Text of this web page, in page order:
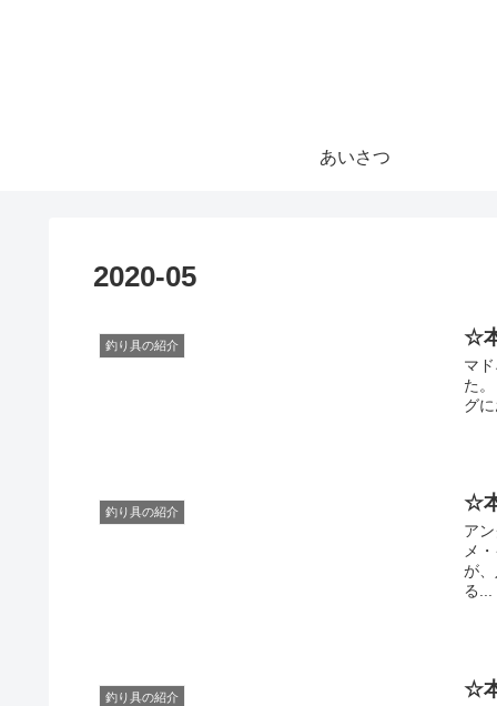
あいさつ
2020-05
釣り具の紹介 ☆
マ
た
グ
釣り具の紹介 ☆
ア
メ
が
る...
釣り具の紹介 ☆